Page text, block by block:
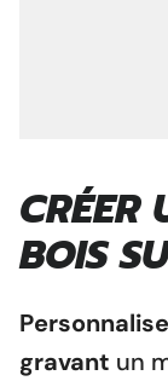
CRÉER
BOIS
gravant un